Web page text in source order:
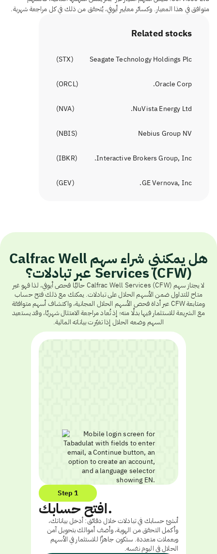
متوافق في هذا المعيار. وكسائر معايير أيوفي، يُتحقق من ذلك في كل مراجعة شهرية.
Related stocks
Seagate Technology Holdings Plc
(
STX
)
Oracle Corp.
(
ORCL
)
NuVista Energy Ltd.
(
NVA
)
Nebius Group NV
(
NBIS
)
Interactive Brokers Group, Inc.
(
IBKR
)
GE Vernova, Inc.
(
GEV
)
هل يمكنني شراء سهم Calfrac Well
Services (CFW) عبر تبادلات؟
لا يجتاز سهم Calfrac Well Services (CFW) حاليًا فحص أيوفي، لذا فهو غير
متاح للتداول ضمن الأسهم الحلال على تبادلات. يمكنك مع ذلك فتح حساب
ومتابعة CFW عبر أداة فحص الأسهم الحلال المجانية، واكتشاف أسهم متوافقة
مع الشريعة للاستثمار فيها بدلًا منه؛ إذ تُعاد مراجعة الامتثال شهريًا، وقد يستعيد
السهم وضعه الحلال إذا تغيّرت بياناته المالية.
Step 1
افتح حسابك.
أنشئ حسابك في تبادلات خلال دقائق: أدخل بياناتك،
وأكمل التحقق من الهوية، وأضف أموالك بتحويل آمن
وبعملات متعددة. ستكون جاهزًا للاستثمار في الأسهم
الحلال في اليوم نفسه.